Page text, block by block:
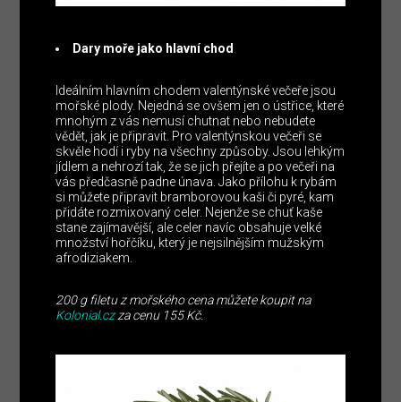
Dary moře jako hlavní chod
Ideálním hlavním chodem valentýnské večeře jsou
mořské plody. Nejedná se ovšem jen o ústřice, které
mnohým z vás nemusí chutnat nebo nebudete
vědět, jak je připravit. Pro valentýnskou večeři se
skvěle hodí i ryby na všechny způsoby. Jsou lehkým
jídlem a nehrozí tak, že se jich přejíte a po večeři na
vás předčasně padne únava. Jako přílohu k rybám
si můžete připravit bramborovou kaši či pyré, kam
přidáte rozmixovaný celer. Nejenže se chuť kaše
stane zajímavější, ale celer navíc obsahuje velké
množství hořčíku, který je nejsilnějším mužským
afrodiziakem.
200 g filetu z mořského cena můžete koupit na
Kolonial.czza cenu 155 Kč.